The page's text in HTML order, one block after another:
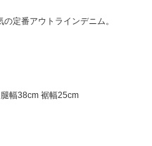
定番アウトラインデニム。
幅38cm 裾幅25cm